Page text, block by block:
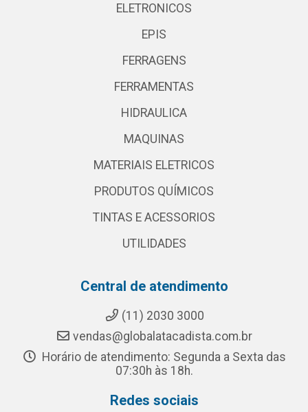
ELETRONICOS
EPIS
FERRAGENS
FERRAMENTAS
HIDRAULICA
MAQUINAS
MATERIAIS ELETRICOS
PRODUTOS QUÍMICOS
TINTAS E ACESSORIOS
UTILIDADES
Central de atendimento
(11) 2030 3000
vendas@globalatacadista.com.br
Horário de atendimento: Segunda a Sexta das
07:30h às 18h.
Redes sociais